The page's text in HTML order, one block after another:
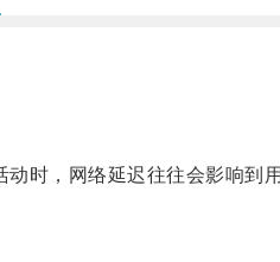
时，网络延迟往往会影响到用